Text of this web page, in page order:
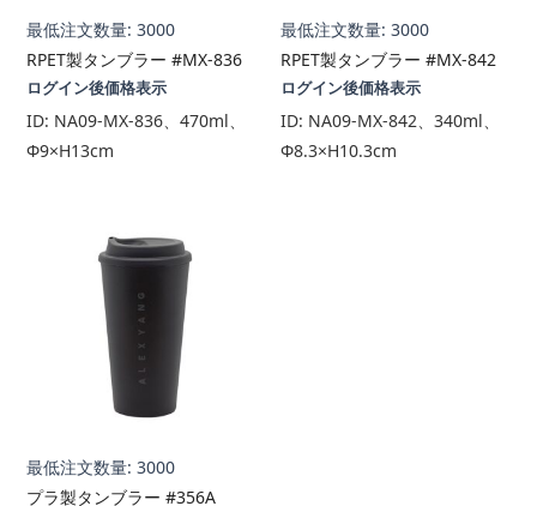
最低注文数量: 3000
RPET製タンブラー #MX-836
ログイン後価格表示
ID: NA09-MX-836、470ml、
Φ9×H13cm
最低注文数量: 3000
RPET製タンブラー #MX-842
ログイン後価格表示
ID: NA09-MX-842、340ml、
Φ8.3×H10.3cm
最低注文数量: 3000
プラ製タンブラー #356A